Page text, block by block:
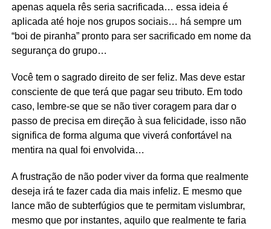
apenas aquela rês seria sacrificada… essa ideia é
aplicada até hoje nos grupos sociais… há sempre um
“boi de piranha” pronto para ser sacrificado em nome da
segurança do grupo…
Você tem o sagrado direito de ser feliz. Mas deve estar
consciente de que terá que pagar seu tributo. Em todo
caso, lembre-se que se não tiver coragem para dar o
passo de precisa em direção à sua felicidade, isso não
significa de forma alguma que viverá confortável na
mentira na qual foi envolvida…
A frustração de não poder viver da forma que realmente
deseja irá te fazer cada dia mais infeliz. E mesmo que
lance mão de subterfúgios que te permitam vislumbrar,
mesmo que por instantes, aquilo que realmente te faria